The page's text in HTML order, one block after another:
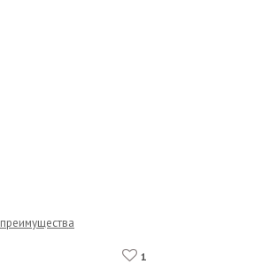
преимущества
1